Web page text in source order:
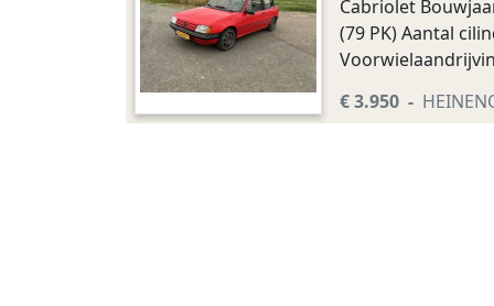
Cabriolet
(79 PK) Aantal
€ 3.950